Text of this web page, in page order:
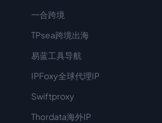
一合跨境
TPsea跨境出海
易蓝工具导航
IPFoxy全球代理IP
Swiftproxy
Thordata海外IP